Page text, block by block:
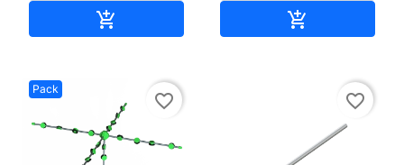
 
Pack
favorite_border favorite_border